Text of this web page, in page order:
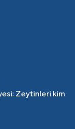
Zeytinleri kim